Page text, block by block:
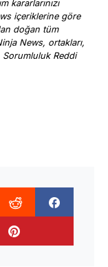
kararlarınızı
içeriklerine göre
doğan tüm
News, ortakları,
Sorumluluk Reddi